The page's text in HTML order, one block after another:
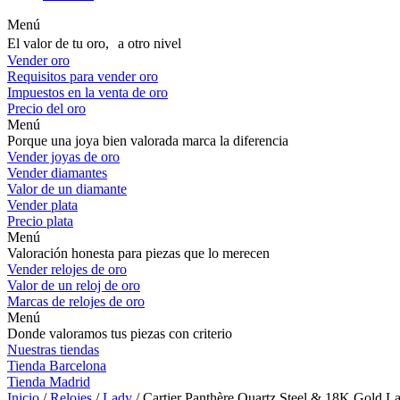
Menú
El valor de tu oro, a otro nivel
Vender oro
Requisitos para vender oro
Impuestos en la venta de oro
Precio del oro
Menú
Porque una joya bien valorada marca la diferencia
Vender joyas de oro
Vender diamantes
Valor de un diamante
Vender plata
Precio plata
Menú
Valoración honesta para piezas que lo merecen
Vender relojes de oro
Valor de un reloj de oro
Marcas de relojes de oro
Menú
Donde valoramos tus piezas con criterio
Nuestras tiendas
Tienda Barcelona
Tienda Madrid